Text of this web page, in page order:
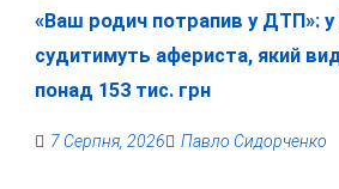
«Ваш родич потрапив у ДТП»: у
судитимуть афериста, який
понад 153 тис. грн
7 Серпня, 2026 Павло Сидорченко